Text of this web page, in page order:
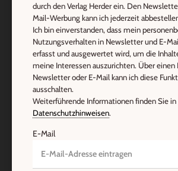
durch den Verlag Herder ein. Den
Mail-Werbung kann ich jederzeit
Ich bin einverstanden, dass mein
Nutzungsverhalten in Newsletter und E-
erfasst und ausgewertet wird, um die
meine Interessen auszurichten. Über einen
Newsletter oder E-Mail kann ich diese
ausschalten.
Weiterführende Informationen finden Sie in
Datenschutzhinweisen.
E-Mail